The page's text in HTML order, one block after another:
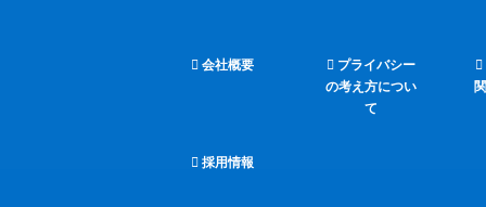
会社概要
プライバシー
の考え方につい
て
採用情報